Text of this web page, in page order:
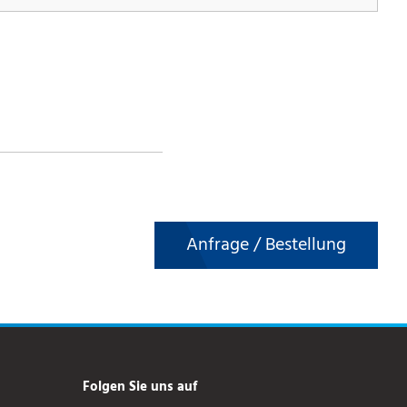
Anfrage / Bestellung
Folgen Sie uns auf